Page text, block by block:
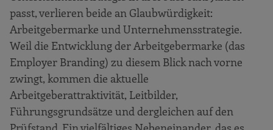
passt, verlieren beide an Glaubwürdigkeit:
Arbeitgebermarke und Unternehmensstrategie.
Weil die Entwicklung der Arbeitgebermarke (das
Employer Branding) zu diesem Blick nach vorne
zwingt, kommen die aktuelle
Arbeitgeberattraktivität, Leitbilder,
Führungsgrundsätze und dergleichen auf den